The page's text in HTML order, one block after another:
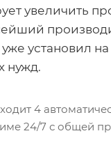
увеличить
установил
нужд.
4
24/7 с общей